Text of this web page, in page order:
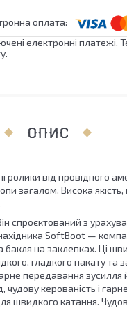
електронні
ОПИС
ролики від провідного
загалом. Висока
спроєктований з
SoftBoot —
бакля на заклепках. Ці
гладкого накату та
передавання
керованість і
швидкого катання.